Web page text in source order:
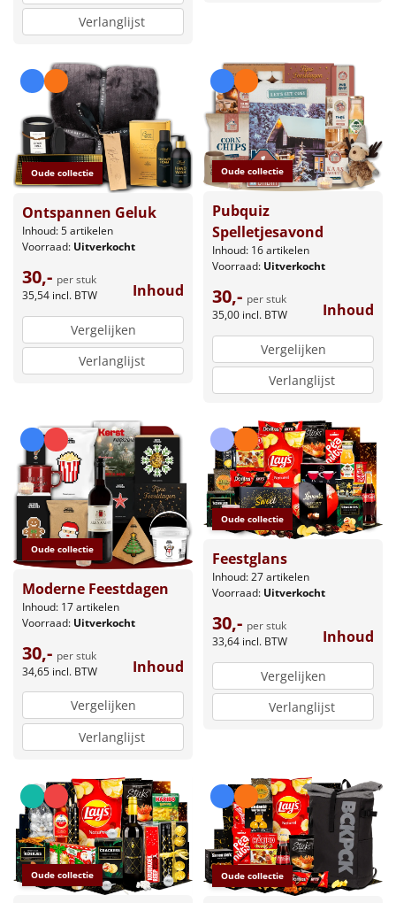
Verlanglijst
Oude collectie
Ontspannen Geluk
Inhoud: 5 artikelen
Voorraad: Uitverkocht
30,- per stuk
35,54 incl. BTW Inhoud
Vergelijken
Verlanglijst
Oude collectie
Pubquiz
Spelletjesavond
Inhoud: 16 artikelen
Voorraad: Uitverkocht
30,- per stuk
35,00 incl. BTW Inhoud
Vergelijken
Verlanglijst
Oude collectie
Moderne Feestdagen
Inhoud: 17 artikelen
Voorraad: Uitverkocht
30,- per stuk
34,65 incl. BTW Inhoud
Vergelijken
Verlanglijst
Oude collectie
Feestglans
Inhoud: 27 artikelen
Voorraad: Uitverkocht
30,- per stuk
33,64 incl. BTW Inhoud
Vergelijken
Verlanglijst
Oude collectie Oude collectie